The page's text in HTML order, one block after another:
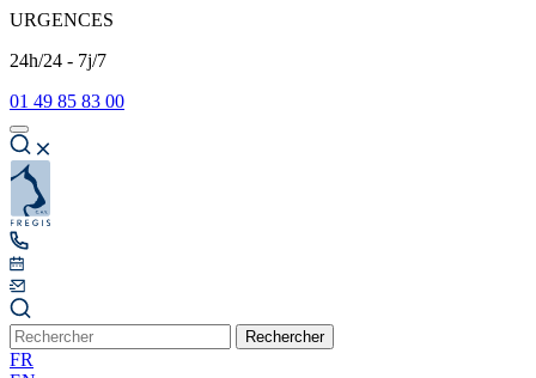
URGENCES
24h/24 - 7j/7
01 49 85 83 00
Rechercher
FR